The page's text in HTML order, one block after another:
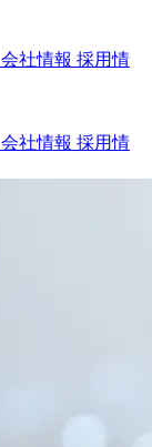
会社情報 採用情
会社情報 採用情